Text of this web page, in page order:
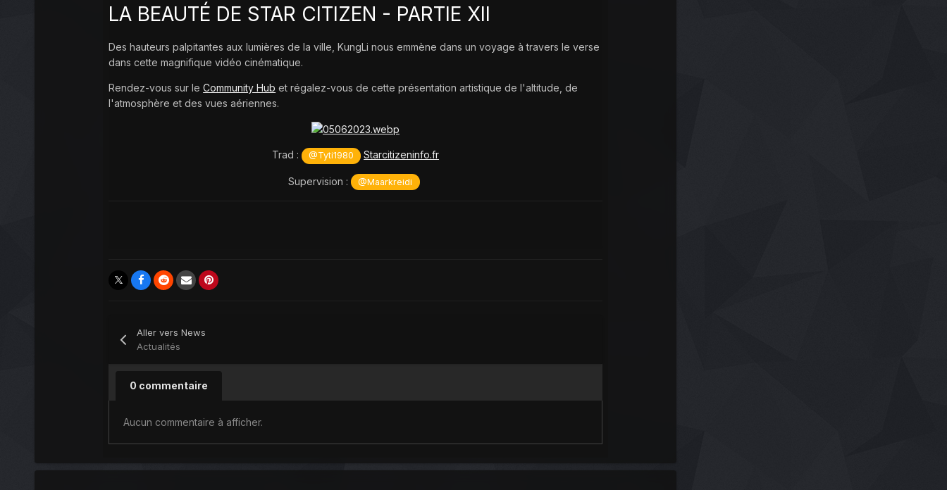
LA BEAUTÉ DE STAR CITIZEN - PARTIE XII
Des hauteurs palpitantes aux lumières de la ville, KungLi nous emmène dans un voyage à travers le verse
dans cette magnifique vidéo cinématique.
Rendez-vous sur leCommunity Hub et régalez-vous de cette présentation artistique de l'altitude, de
l'atmosphère et des vues aériennes.
Trad : @Tyti1980 Starcitizeninfo.fr
Supervision : @Maarkreidi
Aller vers News
Actualités
0 commentaire
Aucun commentaire à afficher.